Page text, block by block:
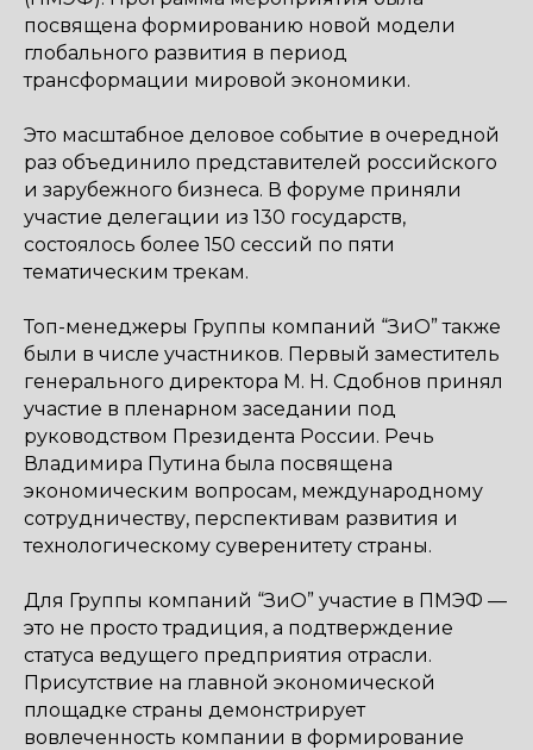
посвящена формированию новой модели
глобального развития в период
трансформации мировой экономики.
Это масштабное деловое событие в очередной
раз объединило представителей российского
и зарубежного бизнеса. В форуме приняли
участие делегации из 130 государств,
состоялось более 150 сессий по пяти
тематическим трекам.
Топ-менеджеры Группы компаний “ЗиО” также
были в числе участников. Первый заместитель
генерального директора М. Н. Сдобнов принял
участие в пленарном заседании под
руководством Президента России. Речь
Владимира Путина была посвящена
экономическим вопросам, международному
сотрудничеству, перспективам развития и
технологическому суверенитету страны.
Для Группы компаний “ЗиО” участие в ПМЭФ —
это не просто традиция, а подтверждение
статуса ведущего предприятия отрасли.
Присутствие на главной экономической
площадке страны демонстрирует
вовлеченность компании в формирование